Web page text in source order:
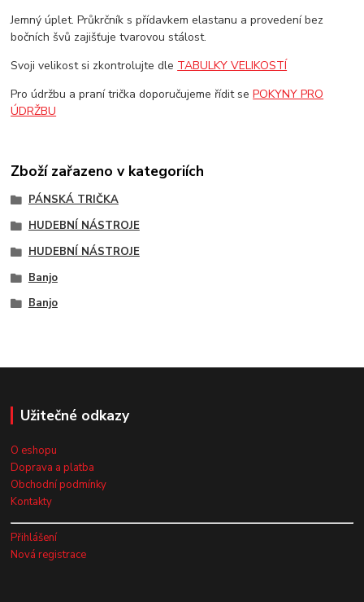
Jemný úplet. Průkrčník s přídavkem elastanu a provedení bez
bočních švů zajišťuje tvarovou stálost.
Svoji velikost si zkontrolujte dle TABULKY VELIKOSTÍ
Pro údržbu a praní trička doporučujeme řídit sePOKYNY PRO
ÚDRŽBU
Zboží zařazeno v kategoriích
PÁNSKÁ TRIČKA
HUDEBNÍ NÁSTROJE
HUDEBNÍ NÁSTROJE
Banjo
Banjo
Užitečné odkazy
O eshopu
Doprava a platba
Obchodní podmínky
Kontakty
Přihlášení
Nová registrace